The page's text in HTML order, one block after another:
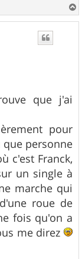
a
que j'ai
pour
que personne
c'est Franck,
un single à
marche qui
roue de
fois qu'on a
me direz